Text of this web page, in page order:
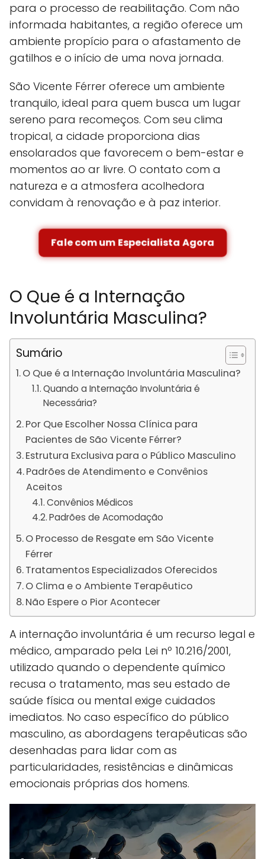
para o processo de reabilitação. Com não
informada habitantes, a região oferece um
ambiente propício para o afastamento de
gatilhos e o início de uma nova jornada.
São Vicente Férrer oferece um ambiente
tranquilo, ideal para quem busca um lugar
sereno para recomeços. Com seu clima
tropical, a cidade proporciona dias
ensolarados que favorecem o bem-estar e
momentos ao ar livre. O contato com a
natureza e a atmosfera acolhedora
convidam à renovação e à paz interior.
Fale com um Especialista Agora
O Que é a Internação
Involuntária Masculina?
Sumário
O Que é a Internação Involuntária Masculina?
Quando a Internação Involuntária é
Necessária?
Por Que Escolher Nossa Clínica para
Pacientes de São Vicente Férrer?
Estrutura Exclusiva para o Público Masculino
Padrões de Atendimento e Convênios
Aceitos
Convênios Médicos
Padrões de Acomodação
O Processo de Resgate em São Vicente
Férrer
Tratamentos Especializados Oferecidos
O Clima e o Ambiente Terapêutico
Não Espere o Pior Acontecer
A internação involuntária é um recurso legal e
médico, amparado pela Lei nº 10.216/2001,
utilizado quando o dependente químico
recusa o tratamento, mas seu estado de
saúde física ou mental exige cuidados
imediatos. No caso específico do público
masculino, as abordagens terapêuticas são
desenhadas para lidar com as
particularidades, resistências e dinâmicas
emocionais próprias dos homens.